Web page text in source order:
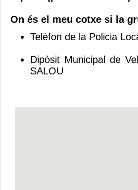
On és el meu cotxe si la
Telèfon de la Policia
Dipòsit Municipal de
SALOU